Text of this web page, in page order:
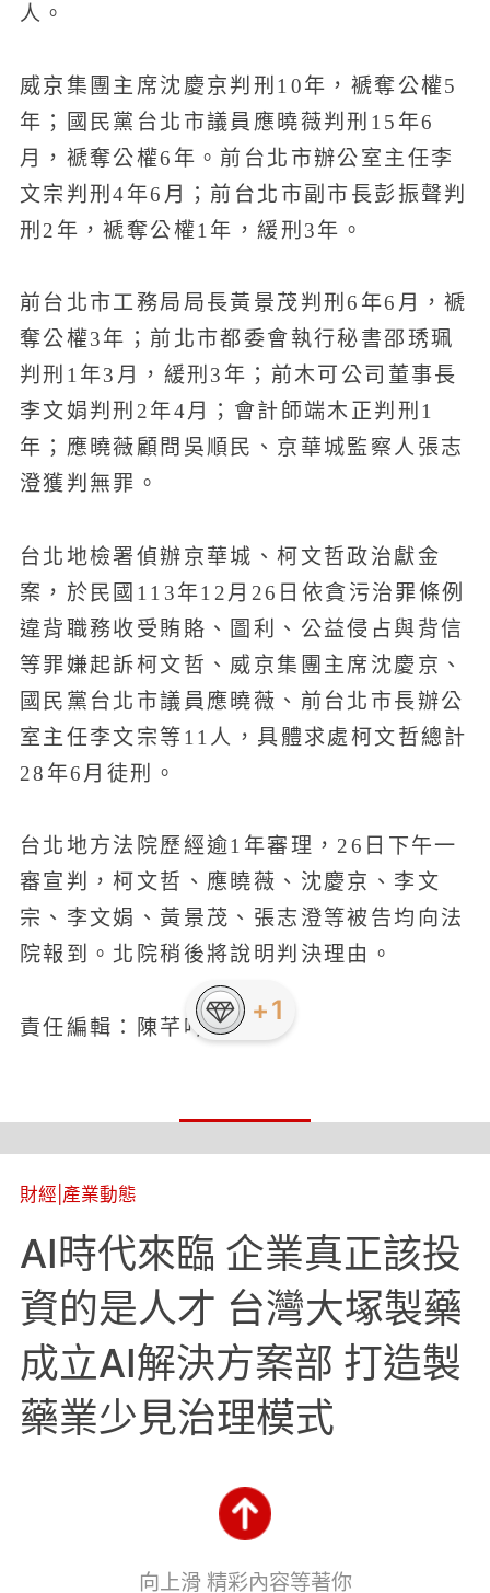
人。
威京集團主席沈慶京判刑10年，褫奪公權5
年；國民黨台北市議員應曉薇判刑15年6
月，褫奪公權6年。前台北市辦公室主任李
文宗判刑4年6月；前台北市副市長彭振聲判
刑2年，褫奪公權1年，緩刑3年。
前台北市工務局局長黃景茂判刑6年6月，褫
奪公權3年；前北市都委會執行秘書邵琇珮
判刑1年3月，緩刑3年；前木可公司董事長
李文娟判刑2年4月；會計師端木正判刑1
年；應曉薇顧問吳順民、京華城監察人張志
澄獲判無罪。
台北地檢署偵辦京華城、柯文哲政治獻金
案，於民國113年12月26日依貪污治罪條例
違背職務收受賄賂、圖利、公益侵占與背信
等罪嫌起訴柯文哲、威京集團主席沈慶京、
國民黨台北市議員應曉薇、前台北市長辦公
室主任李文宗等11人，具體求處柯文哲總計
28年6月徒刑。
台北地方法院歷經逾1年審理，26日下午一
審宣判，柯文哲、應曉薇、沈慶京、李文
宗、李文娟、黃景茂、張志澄等被告均向法
院報到。北院稍後將說明判決理由。
責任編輯：陳芊吟
財經 產業動態
AI時代來臨 企業真正該投
資的是人才 台灣大塚製藥
成立AI解決方案部 打造製
藥業少見治理模式
向上滑 精彩內容等著你